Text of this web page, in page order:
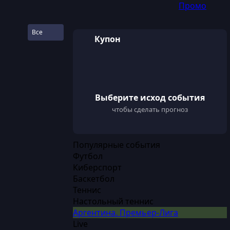
Промо
Все
Купон
Выберите исход события
чтобы сделать прогноз
Популярные события
Футбол
Киберспорт
Баскетбол
Теннис
Настольный теннис
Аргентина. Премьер-Лига
Live